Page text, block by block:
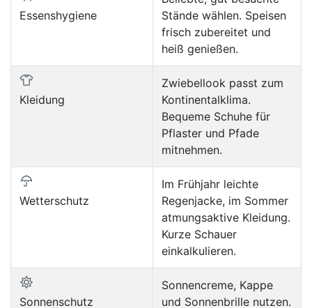
Essenshygiene
Stände wählen. Speisen
frisch zubereitet und
heiß genießen.
Kleidung
Zwiebellook passt zum
Kontinentalklima.
Bequeme Schuhe für
Pflaster und Pfade
mitnehmen.
Wetterschutz
Im Frühjahr leichte
Regenjacke, im Sommer
atmungsaktive Kleidung.
Kurze Schauer
einkalkulieren.
Sonnenschutz
Sonnencreme, Kappe
und Sonnenbrille nutzen.